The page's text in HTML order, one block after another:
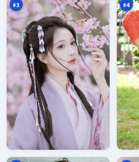
#3 #4
火
字
口
万
东
篱
清
单
96
万